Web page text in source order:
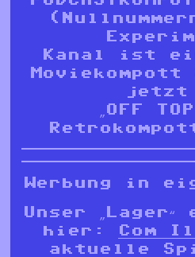
Kanal ist
jetzt
„OFF
Werbung in
Unser
hier:
Com
aktuelle